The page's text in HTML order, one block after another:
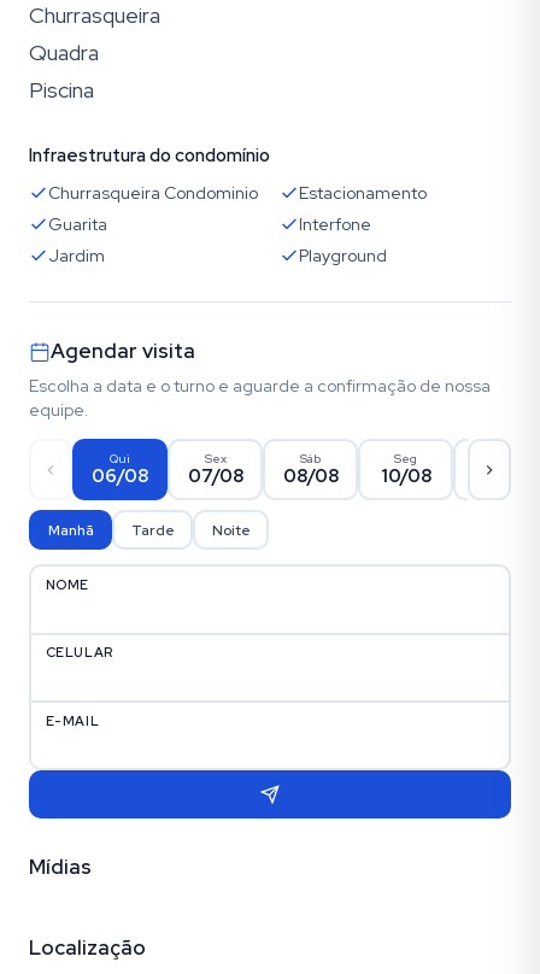
Churrasqueira
Quadra
Piscina
Infraestrutura do condomínio
Churrasqueira Condominio
Estacionamento
Guarita
Interfone
Jardim
Playground
Agendar visita
Escolha a data e o turno e aguarde a confirmação de nossa
equipe.
Qui
06/08
Sex
07/08
Sáb
08/08
Seg
10/08 11/08
Manhã Tarde Noite
NOME
CELULAR
E-MAIL
Mídias
Localização